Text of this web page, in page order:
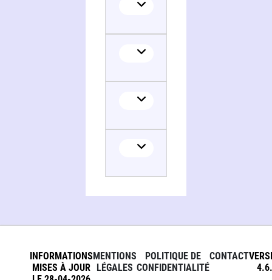
INFORMATIONS
MISES À JOUR
MENTIONS
LÉGALES
POLITIQUE DE
CONFIDENTIALITÉ
CONTACT